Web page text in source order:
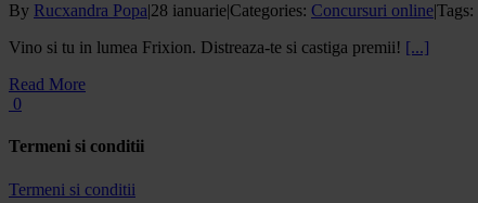
By Rucxandra Popa|28 ianuarie|Categories: Concursuri online|Tags:
Vino si tu in lumea Frixion. Distreaza-te si castiga premii! [...]
Read More
0
Termeni si conditii
Termeni si conditii